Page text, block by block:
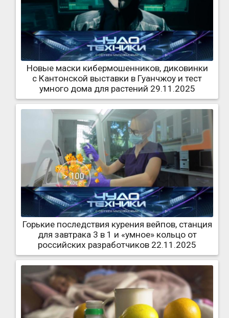
Новые маски кибермошенников, диковинки
с Кантонской выставки в Гуанчжоу и тест
умного дома для растений 29.11.2025
Горькие последствия курения вейпов, станция
для завтрака 3 в 1 и «умное» кольцо от
российских разработчиков 22.11.2025